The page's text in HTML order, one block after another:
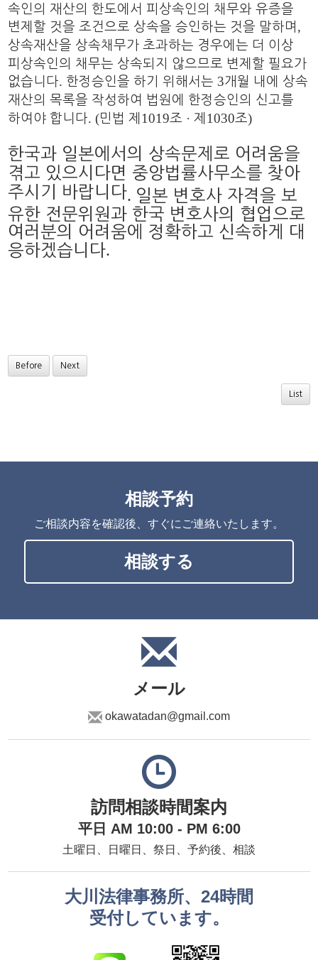
속인의 재산의 한도에서 피상속인의 채무와 유증을
변제할 것을 조건으로 상속을 승인하는 것을 말하며 ,
상속재산을 상속채무가 초과하는 경우에는 더 이상
피상속인의 채무는 상속되지 않으므로 변제할 필요가
없습니다. 한정승인을 하기 위해서는 3개월 내에 상속
재산의 목록을 작성하여 법원에 한정승인의 신고를
하여야 합니다. (민법 제 1019조 ·제 1030조)
한국과 일본에서의 상속문제로 어려움을
겪고 있으시다면 중앙법률사무소를 찾아
주시기 바랍니다. 일본 변호사 자격을 보
유한 전문위원과 한국 변호사의 협업으로
여러분의 어려움에 정확하고 신속하게 대
응하겠습니다.
Before Next
List
相談予約
ご相談内容を確認後、すぐにご連絡いたします。
相談する
メール
okawatadan@gmail.com
訪問相談時間案内
平日 AM 10:00 - PM 6:00
土曜日、日曜日、祭日、予約後、相談
大川法律事務所、24時間
受付しています。